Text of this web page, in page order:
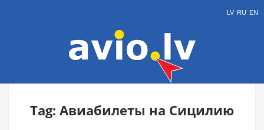
LV RU EN
Tag: Авиабилеты на Сицилию